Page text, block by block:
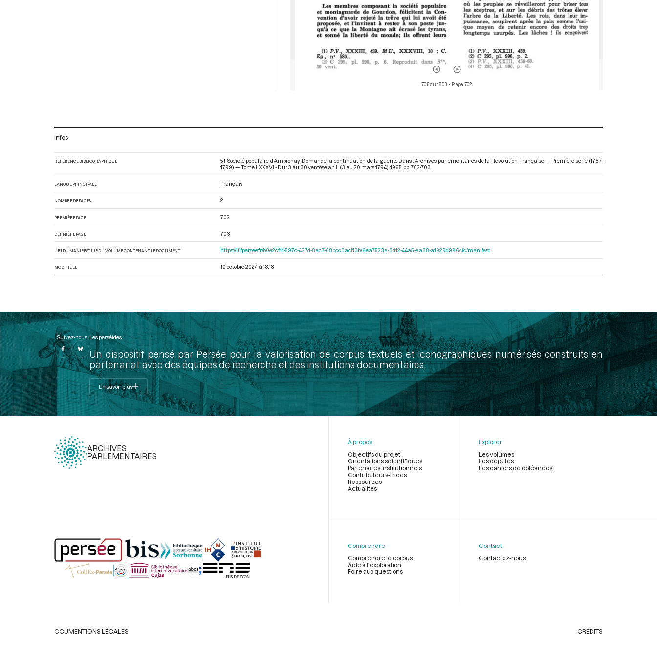
705 sur 803 • Page 702
Infos
RÉFÉRENCE BIBLIOGRAPHIQUE
51 Société populaire d’Ambronay. Demande la continuation de la guerre. Dans : Archives parlementaires de la Révolution Française — Première série (1787-
1799) — Tome LXXXVI - Du 13 au 30 ventôse an II (3 au 20 mars 1794) . 1965. pp. 702-703.
LANGUE PRINCIPALE Français
NOMBRE DE PAGES 2
PREMIÈRE PAGE 702
DERNIÈRE PAGE 703
URI DU MANIFEST IIIF DU VOLUME CONTENANT LE DOCUMENT https://iiif.persee.fr/b0e2cf11-597c-427d-8ac7-68bcc0acf13b/6ea7523a-8d12-44a5-aa88-a1929d996cfc/manifest
MODIFIÉ LE 10 octobre 2024 à 18:18
Suivez-nous Les perséides
Un dispositif pensé par Persée pour la valorisation de corpus textuels et iconographiques numérisés construits en
partenariat avec des équipes de recherche et des institutions documentaires.
En savoir plus
ARCHIVES
PARLEMENTAIRES
page
À propos
Objectifs du projet
Orientations scientifiques
Partenaires institutionnels
Contributeurs-trices
Ressources
Actualités
Explorer
Les volumes
Les députés
Les cahiers de doléances
Comprendre
Comprendre le corpus
Aide à l'exploration
Foire aux questions
Contact
Contactez-nous
Légal
CGUMENTIONS LÉGALES CRÉDITS